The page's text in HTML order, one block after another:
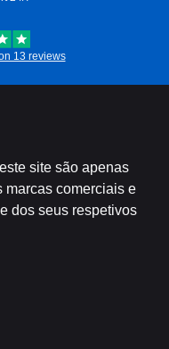
13 reviews
site são apenas
marcas comerciais e
dos seus respetivos